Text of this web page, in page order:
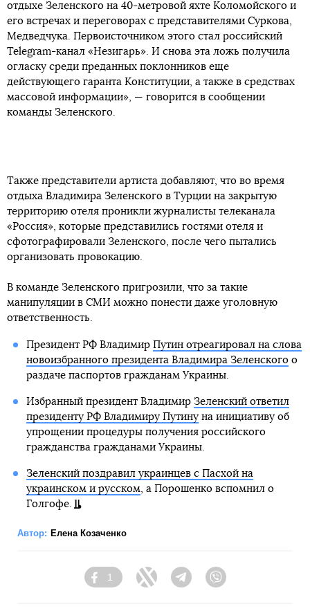
отдыхе Зеленского на 40-метровой яхте Коломойского и
его встречах и переговорах с представителями Суркова,
Медведчука. Первоисточником этого стал российский
Telegram-канал «Незигарь». И снова эта ложь получила
огласку среди преданных поклонников еще
действующего гаранта Конституции, а также в средствах
массовой информации», — говорится в сообщении
команды Зеленского.
Также представители артиста добавляют, что во время
отдыха Владимира Зеленского в Турции на закрытую
территорию отеля проникли журналисты телеканала
«Россия», которые представились гостями отеля и
сфотографировали Зеленского, после чего пытались
организовать провокацию.
В команде Зеленского пригрозили, что за такие
манипуляции в СМИ можно понести даже уголовную
ответственность.
Президент РФ Владимир Путин отреагировал на слова
новоизбранного президента Владимира Зеленскогоо
раздаче паспортов гражданам Украины.
Избранный президент Владимир Зеленский ответил
президенту РФ Владимиру Путинуна инициативу об
упрощении процедуры получения российского
гражданства гражданами Украины.
Зеленский поздравил украинцев с Пасхой на
украинском и русском, а Порошенко вспомнил о
Голгофе.
Автор: Елена Козаченко
Facebook
1
Twitter TelegramViber